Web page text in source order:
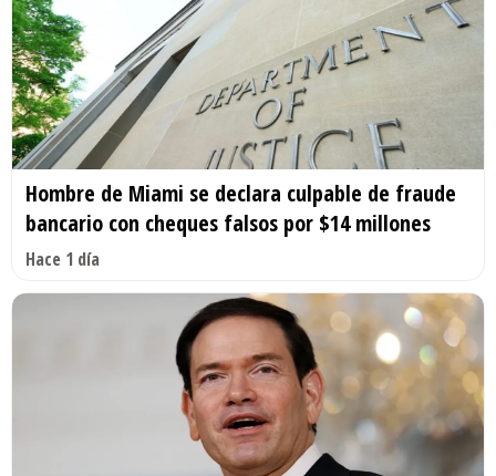
Hombre de Miami se declara culpable de fraude
bancario con cheques falsos por $14 millones
Hace 1 día